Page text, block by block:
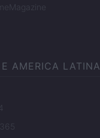
E AMERICA LATINA